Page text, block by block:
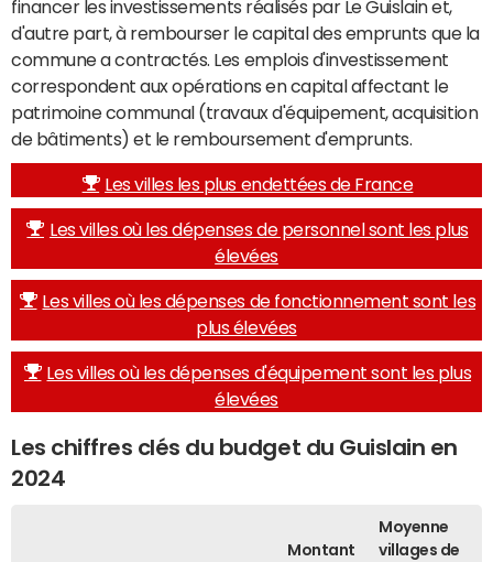
financer les investissements réalisés par Le Guislain et,
d'autre part, à rembourser le capital des emprunts que la
commune a contractés. Les emplois d'investissement
correspondent aux opérations en capital affectant le
patrimoine communal (travaux d'équipement, acquisition
de bâtiments) et le remboursement d'emprunts.
Les villes les plus endettées de France
Les villes où les dépenses de personnel sont les plus
élevées
Les villes où les dépenses de fonctionnement sont les
plus élevées
Les villes où les dépenses d'équipement sont les plus
élevées
Les chiffres clés du budget du Guislain en
2024
Montant
Moyenne
villages de